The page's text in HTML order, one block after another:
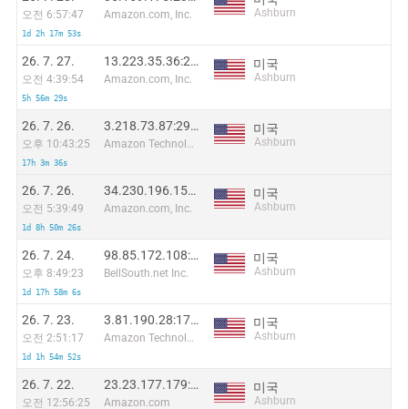
오전 6:57:47
1d 2h 17m 53s
Amazon.com, Inc. Ashburn
26. 7. 27.
오전 4:39:54
5h 56m 29s
13.223.35.36:24759
Amazon.com, Inc.
미국
Ashburn
26. 7. 26.
오후 10:43:25
17h 3m 36s
3.218.73.87:29268
Amazon Technologies Inc.
미국
Ashburn
26. 7. 26.
오전 5:39:49
1d 8h 50m 26s
34.230.196.156:7458
Amazon.com, Inc.
미국
Ashburn
26. 7. 24.
오후 8:49:23
1d 17h 58m 6s
98.85.172.108:26015
BellSouth.net Inc.
미국
Ashburn
26. 7. 23.
오전 2:51:17
1d 1h 54m 52s
3.81.190.28:17531
Amazon Technologies Inc.
미국
Ashburn
26. 7. 22.
오전 12:56:25
23.23.177.179:15009
Amazon.com
미국
Ashburn